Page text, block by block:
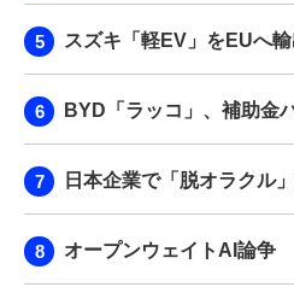
スズキ「軽EV」をEUへ
BYD「ラッコ」、補助金
日本企業で「脱オラクル
オープンウェイトAI論争